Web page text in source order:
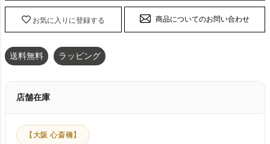
お気に入りに登録する 商品についてのお問い合わせ
送料無料 ラッピング
店舗在庫
【大阪 心斎橋】